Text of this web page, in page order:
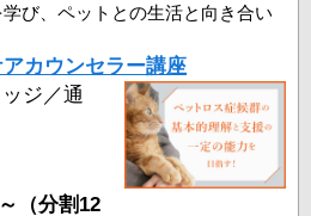
び、ペットとの生活と向き合い
カウンセラー講座
ジ／通
（分割12